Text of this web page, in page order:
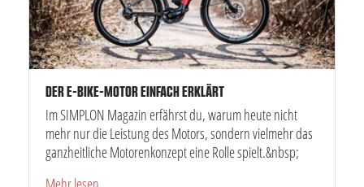
DER E-BIKE-MOTOR EINFACH ERKLÄRT
Im SIMPLON Magazin erfährst du, warum heute nicht
mehr nur die Leistung des Motors, sondern vielmehr das
ganzheitliche Motorenkonzept eine Rolle spielt.&nbsp;